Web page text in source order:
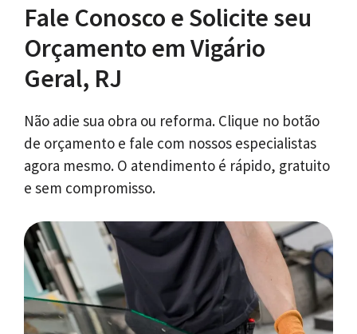
Fale Conosco e Solicite seu
Orçamento em Vigário
Geral, RJ
Não adie sua obra ou reforma. Clique no botão
de orçamento e fale com nossos especialistas
agora mesmo. O atendimento é rápido, gratuito
e sem compromisso.